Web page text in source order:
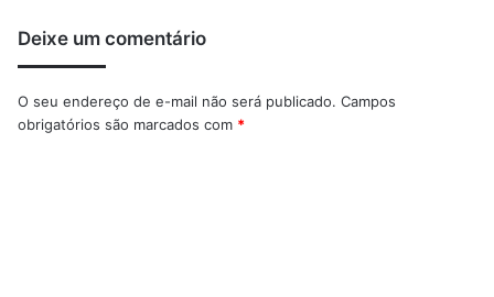
Deixe um comentário
O seu endereço de e-mail não será publicado. Campos
obrigatórios são marcados com *